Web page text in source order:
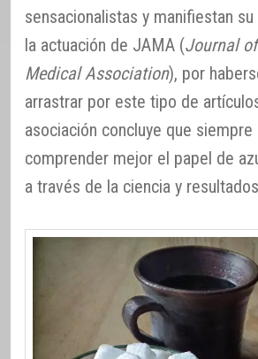
sensacionalistas y manifiestan
la actuación de JAMA (Journal
Medical Association), por
arrastrar por este tipo de
asociación concluye que
comprender mejor el papel de
a través de la ciencia y